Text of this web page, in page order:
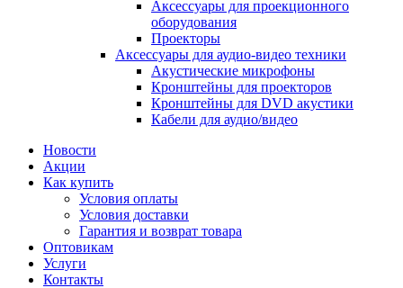
Аксессуары для проекционного
оборудования
Проекторы
Аксессуары для аудио-видео техники
Акустические микрофоны
Кронштейны для проекторов
Кронштейны для DVD акустики
Кабели для аудио/видео
Новости
Акции
Как купить
Условия оплаты
Условия доставки
Гарантия и возврат товара
Оптовикам
Услуги
Контакты